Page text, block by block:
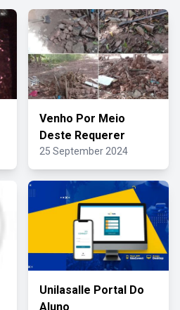
Venho Por Meio
Deste Requerer
25 September 2024
Unilasalle Portal Do
Aluno